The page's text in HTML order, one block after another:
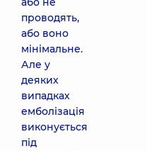
проводять,
або воно
мінімальне.
Але у
деяких
випадках
емболізація
виконується
під